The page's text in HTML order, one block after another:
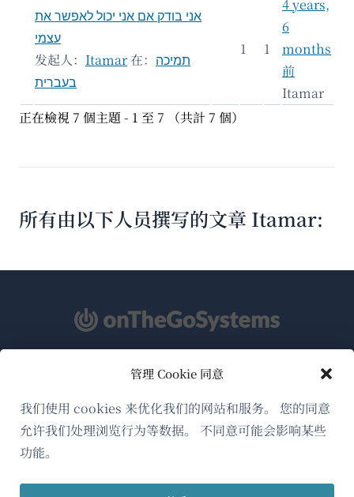
管理 Cookie 同意
我们使用 cookies 来优化我们的网站和服务。 您的同意
允许我们处理浏览行为等数据。 不同意可能会影响某些
功能。
אני בודק אם אני יכול לאפשר את
עצמי
发起人： Itamar 在： תמיכה
בעברית
1 1
4 years,
6
months
前
Itamar
正在檢視 7 個主題 - 1 至 7 （共計 7 個）
所有由以下人员撰写的文章 Itamar:
关于WPML
GDPR与隐私政策
加入我们的团队（在
新
新
新